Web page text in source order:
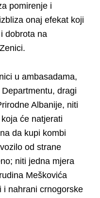
pomirenje i
onaj efekat koji
dobrota na
u ambasadama,
dragi
Albanije, niti
će natjerati
da kupi kombi
od strane
niti jedna mjera
Meškovića
i nahrani crnogorske